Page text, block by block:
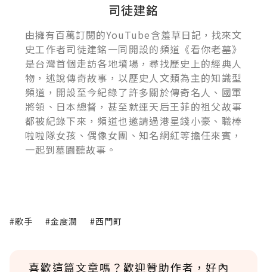
司徒建銘
由擁有百萬訂閱的YouTube含羞草日記，找來文
史工作者司徒建銘一同開設的頻道《看你老墓》
是台灣首個走訪各地墳場，尋找歷史上的經典人
物，述說傳奇故事，以歷史人文類為主的知識型
頻道，開設至今紀錄了許多關於傳奇名人、國軍
將領、日本總督，甚至就連天后王菲的祖父故事
都被紀錄下來，頻道也邀請過港星錢小豪、職棒
啦啦隊女孩、偶像女團、知名網紅等擔任來賓，
一起到墓園聽故事。
#歌手 #金度潤 #西門町
喜歡這篇文章嗎？歡迎贊助作者，好內